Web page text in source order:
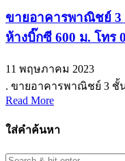
ขายอาคารพาณิชย์ 3
ห้างบิ๊กซี 600 ม. โทร
11 พฤษภาคม 2023
. ขายอาคารพาณิชย์ 3 ชั้
Read More
ใส่คำค้นหา